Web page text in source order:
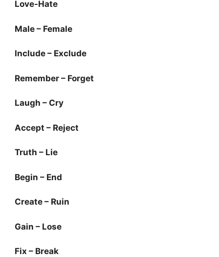
Love-Hate
Male – Female
Include – Exclude
Remember – Forget
Laugh – Cry
Accept – Reject
Truth – Lie
Begin – End
Create – Ruin
Gain – Lose
Fix – Break